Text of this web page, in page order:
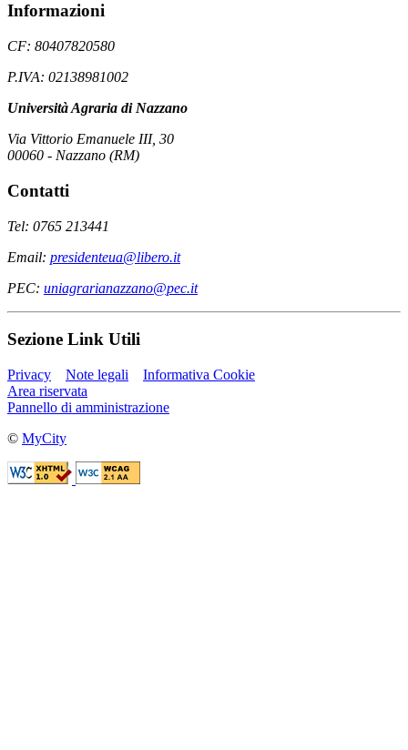
Informazioni
CF: 80407820580
P.IVA: 02138981002
Università Agraria di Nazzano
Via Vittorio Emanuele III, 30
00060 - Nazzano (RM)
Contatti
Tel: 0765 213441
Email: presidenteua@libero.it
PEC: uniagrarianazzano@pec.it
Sezione Link Utili
Privacy Note legali
Informativa Cookie
Area riservata
Pannello di amministrazione
© MyCity